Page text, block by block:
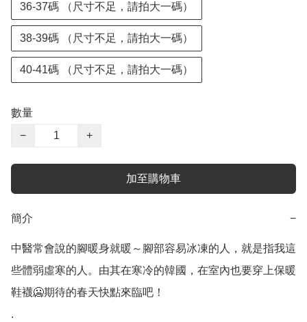
36-37碼 （尺寸不足，請拍大一碼）
38-39碼 （尺寸不足，請拍大一碼）
40-41碼 （尺寸不足，請拍大一碼）
數量
−
+
加至購物車
簡介 −
中醫常會說的腳暖身就暖～腳部容易冰凍的人，就是指我這
些體弱虛寒的人。由其在寒冷的韓國，在室內也要穿上保暖
鞋襪🥶期待的春天快點來臨吧！
.